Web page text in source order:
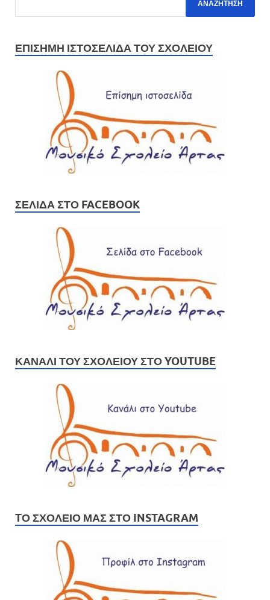
ΕΠΊΣΗΜΗ ΙΣΤΟΣΕΛΊΔΑ ΤΟΥ ΣΧΟΛΕΊΟΥ
ΣΕΛΊΔΑ ΣΤΟ FACEBOOK
ΚΑΝΆΛΙ ΤΟΥ ΣΧΟΛΕΊΟΥ ΣΤΟ YOUTUBE
TΟ ΣΧΟΛΕΊΟ ΜΑΣ ΣΤΟ INSTAGRAM